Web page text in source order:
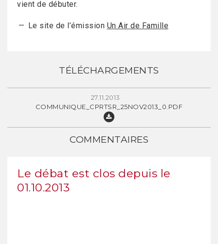
vient de débuter.
Le site de l’émission Un Air de Famille
TÉLÉCHARGEMENTS
27.11.2013
COMMUNIQUE_CPRTSR_25NOV2013_0.PDF
COMMENTAIRES
Le débat est clos depuis le
01.10.2013